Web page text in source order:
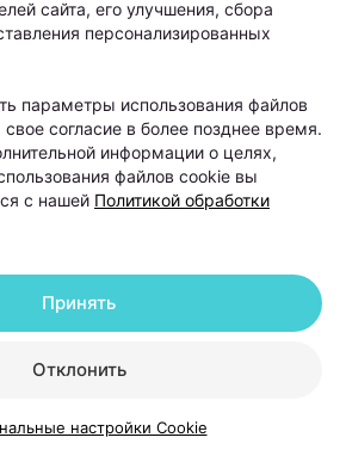
вашего ребенка, встрече с
леса, объятию с любимыми. И,
на мелкие неприятности,
впереди в любом случае еще
интересных и даже волшебных
вас приятно
за нами в соцсетях
сайта, его улучшения, сбора
персонализированных
параметры использования файлов
согласие в более позднее время.
информации о целях,
файлов cookie вы
с нашей Политикой обработки
Отклонить
Принять
настройки Cookie